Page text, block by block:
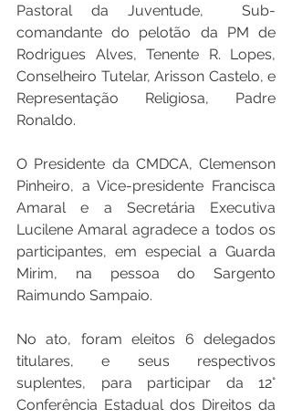
Pastoral da Juventude,  Sub-
comandante do pelotão da PM de
Rodrigues Alves, Tenente R. Lopes,
Conselheiro Tutelar, Arisson Castelo, e
Representação Religiosa, Padre
Ronaldo.
O Presidente da CMDCA, Clemenson
Pinheiro, a Vice-presidente Francisca
Amaral e a Secretária Executiva
Lucilene Amaral agradece a todos os
participantes, em especial a Guarda
Mirim, na pessoa do Sargento
Raimundo Sampaio.
No ato, foram eleitos 6 delegados
titulares, e seus respectivos
suplentes, para participar da 12°
Conferência Estadual dos Direitos da